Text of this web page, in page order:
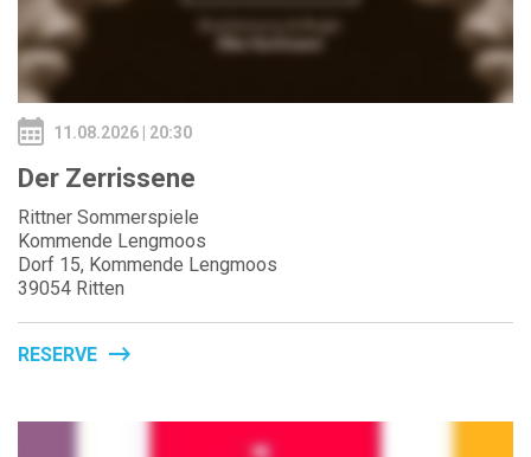
11.08.2026 | 20:30
Der Zerrissene
Rittner Sommerspiele
Kommende Lengmoos
Dorf 15, Kommende Lengmoos
39054 Ritten
RESERVE